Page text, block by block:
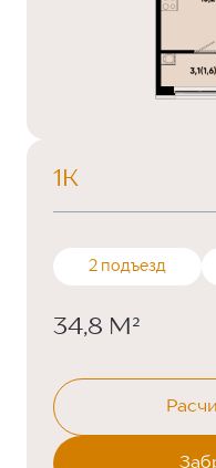
1К
2 подъезд
34,8 М²